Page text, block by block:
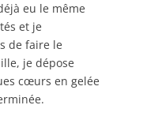
eu le même
et je
de faire le
je dépose
cœurs en gelée